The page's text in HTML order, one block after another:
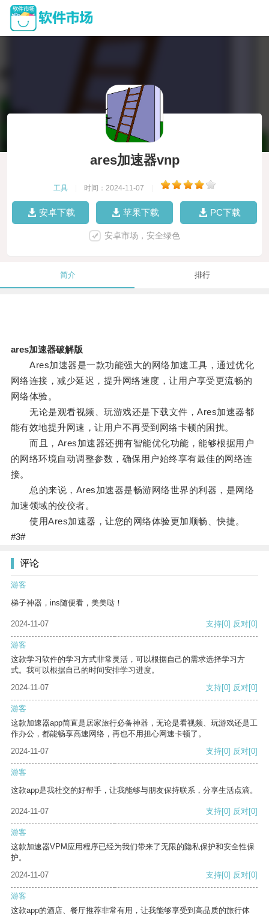
ares加速器vnp
工具 时间：2024-11-07
安卓下载 苹果下载 PC下载
安卓市场，安全绿色
简介 排行
ares加速器破解版
Ares加速器是一款功能强大的网络加速工具，通过优化
网络连接，减少延迟，提升网络速度，让用户享受更流畅的
网络体验。
无论是观看视频、玩游戏还是下载文件，Ares加速器都
能有效地提升网速，让用户不再受到网络卡顿的困扰。
而且，Ares加速器还拥有智能优化功能，能够根据用户
的网络环境自动调整参数，确保用户始终享有最佳的网络连
接。
总的来说，Ares加速器是畅游网络世界的利器，是网络
加速领域的佼佼者。
使用Ares加速器，让您的网络体验更加顺畅、快捷。
#3#
评论
游客
梯子神器，ins随便看，美美哒！
2024-11-07 支持[0] 反对[0]
游客
这款学习软件的学习方式非常灵活，可以根据自己的需求选择学习方
式。我可以根据自己的时间安排学习进度。
2024-11-07
支持[0] 反对[0]
游客
这款加速器app简直是居家旅行必备神器，无论是看视频、玩游戏还是工
作办公，都能畅享高速网络，再也不用担心网速卡顿了。
2024-11-07
支持[0] 反对[0]
游客
这款app是我社交的好帮手，让我能够与朋友保持联系，分享生活点滴。
2024-11-07 支持[0] 反对[0]
游客
这款加速器VPM应用程序已经为我们带来了无限的隐私保护和安全性保
护。
2024-11-07
支持[0] 反对[0]
游客
这款app的酒店、餐厅推荐非常有用，让我能够享受到高品质的旅行体